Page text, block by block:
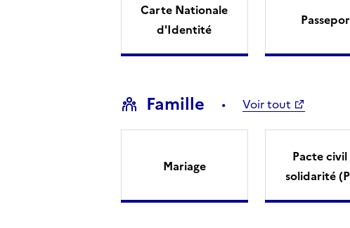
Carte Nationale
d'Identité
Famille Voir tout
Mariage
Pacte
solidarité